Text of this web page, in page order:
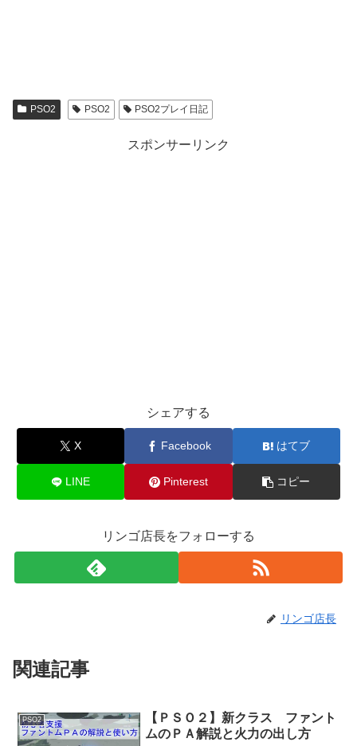
PSO2 PSO2 PSO2プレイ日記
スポンサーリンク
シェアする
X Facebook はてブ
LINE Pinterest コピー
リンゴ店長をフォローする
リンゴ店長
関連記事
PSO2
【ＰＳＯ２】新クラス ファント
ムのＰＡ解説と火力の出し方